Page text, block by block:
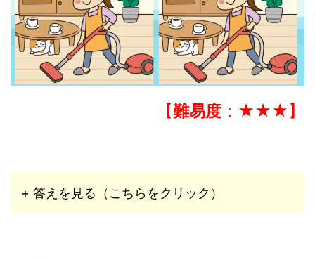
【難易度 ：★★★】
+ 答えを見る（こちらをクリック）